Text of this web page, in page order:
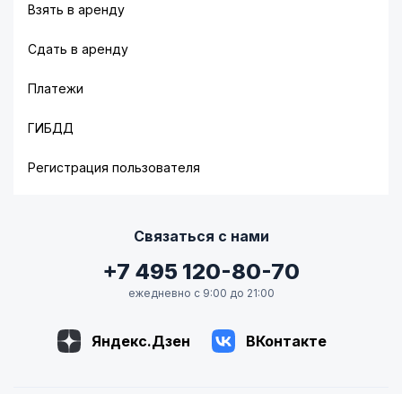
Взять в аренду
Сдать в аренду
Платежи
ГИБДД
Регистрация пользователя
Связаться с нами
+7 495 120-80-70
ежедневно с 9:00 до 21:00
Яндекс.Дзен ВКонтакте